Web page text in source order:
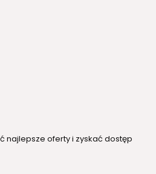
najlepsze oferty i zyskać dostęp